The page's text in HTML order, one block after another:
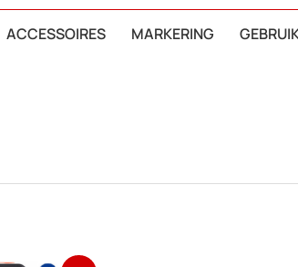
ACCESSOIRES MARKERING